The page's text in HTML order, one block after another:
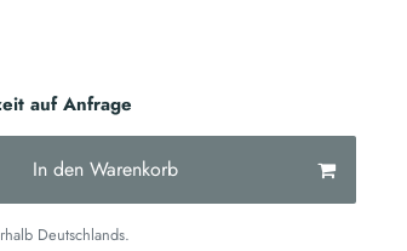
auf Anfrage
In den Warenkorb
Deutschlands.